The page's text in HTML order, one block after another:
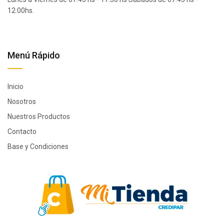
12:00hs.
Menú Rápido
Inicio
Nosotros
Nuestros Productos
Contacto
Base y Condiciones